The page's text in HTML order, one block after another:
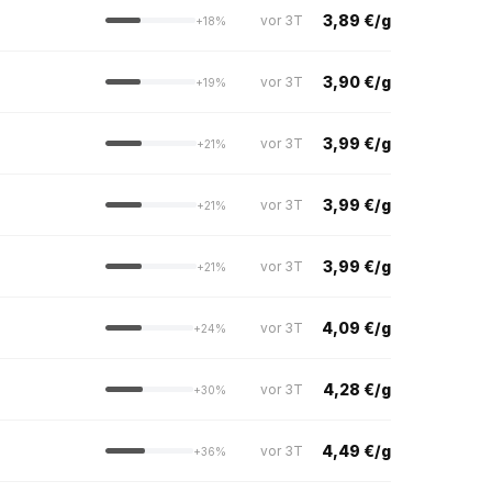
+18% vor 3T 3,89 €/g
+19% vor 3T 3,90 €/g
+21% vor 3T 3,99 €/g
+21% vor 3T 3,99 €/g
+21% vor 3T 3,99 €/g
+24% vor 3T 4,09 €/g
+30% vor 3T 4,28 €/g
+36% vor 3T 4,49 €/g